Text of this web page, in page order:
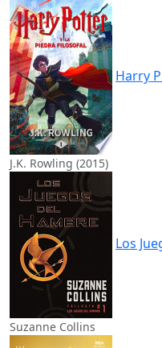
Harry
J.K. Rowling (2015)
Los
Suzanne Collins